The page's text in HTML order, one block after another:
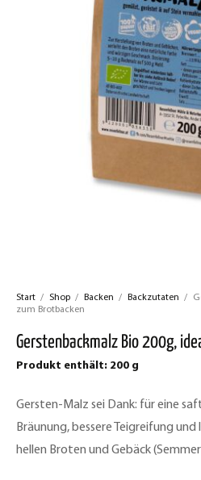
Start / Shop / Backen / Backzutaten /
zum Brotbacken
Gerstenbackmalz Bio 200g,
Produkt enthält: 200 g
Gersten-Malz sei Dank: für eine
Bräunung, bessere Teigreifung und
hellen Broten und Gebäck